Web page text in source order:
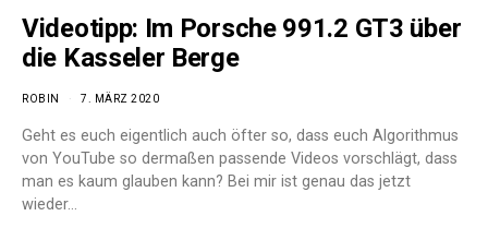
Videotipp: Im Porsche 991.2 GT3 über
die Kasseler Berge
ROBIN 7. MÄRZ 2020
Geht es euch eigentlich auch öfter so, dass euch Algorithmus
von YouTube so dermaßen passende Videos vorschlägt, dass
man es kaum glauben kann? Bei mir ist genau das jetzt
wieder…